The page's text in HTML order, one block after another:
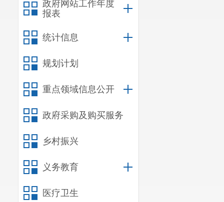
政府网站工作年度
报表
统计信息
规划计划
重点领域信息公开
政府采购及购买服务
乡村振兴
义务教育
医疗卫生